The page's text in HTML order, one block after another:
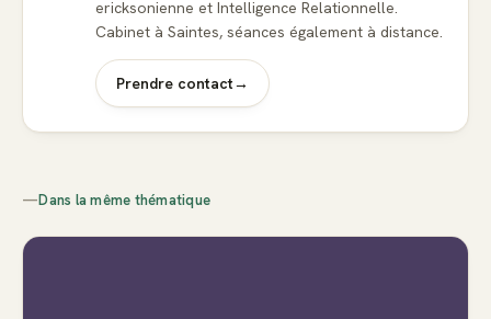
ericksonienne et Intelligence Relationnelle.
Cabinet à Saintes, séances également à distance.
Prendre contact→
—Dans la même thématique